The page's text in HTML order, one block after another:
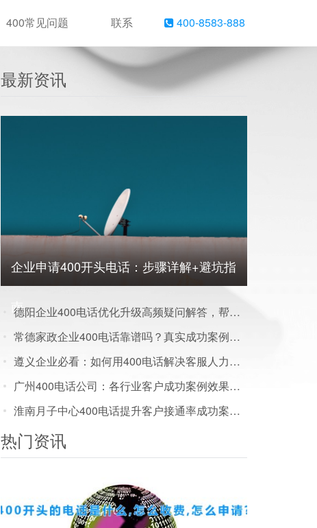
400常见问题 联系 400-8583-888
最新资讯
企业申请400开头电话：步骤详解+避坑指
南
德阳企业400电话优化升级高频疑问解答，帮你避坑省成本
常德家政企业400电话靠谱吗？真实成功案例及效果数据汇总
遵义企业必看：如何用400电话解决客服人力成本高问题
广州400电话公司：各行业客户成功案例效果展示
淮南月子中心400电话提升客户接通率成功案例干货分享
热门资讯